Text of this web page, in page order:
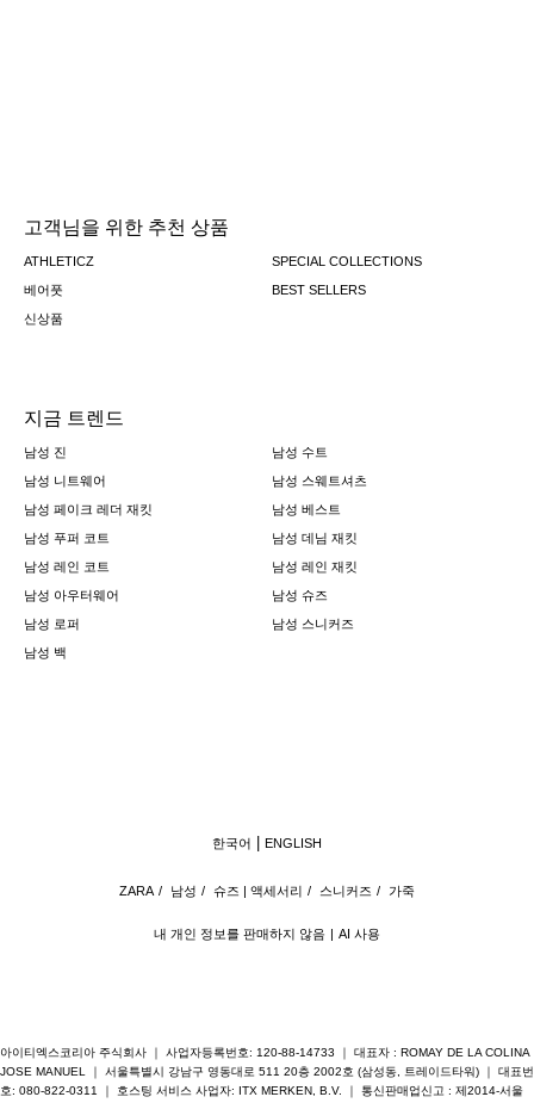
고객님을 위한 추천 상품
ATHLETICZ
SPECIAL COLLECTIONS
베어풋
BEST SELLERS
신상품
지금 트렌드
남성 진
남성 수트
남성 니트웨어
남성 스웨트셔츠
남성 페이크 레더 재킷
남성 베스트
남성 푸퍼 코트
남성 데님 재킷
남성 레인 코트
남성 레인 재킷
남성 아우터웨어
남성 슈즈
남성 로퍼
남성 스니커즈
남성 백
내 개인 정보를 판매하지 않음 AI 사용
ZARA / 남성 / 슈즈 | 액세서리 / 스니커즈 / 가죽
한국어 ENGLISH
아이티엑스코리아 주식회사 ｜ 사업자등록번호: 120-88-14733 ｜ 대표자 : ROMAY DE LA COLINA
JOSE MANUEL ｜ 서울특별시 강남구 영동대로 511 20층 2002호 (삼성동, 트레이드타워) ｜ 대표번
호: 080-822-0311 ｜ 호스팅 서비스 사업자: ITX MERKEN, B.V. ｜ 통신판매업신고 : 제2014-서울